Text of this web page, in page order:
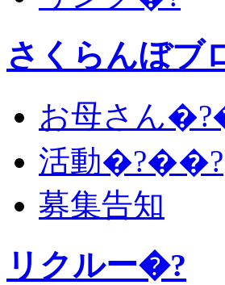
さくらんぼブ
お母さん
活動�?��?
募集告知
リクルー�?